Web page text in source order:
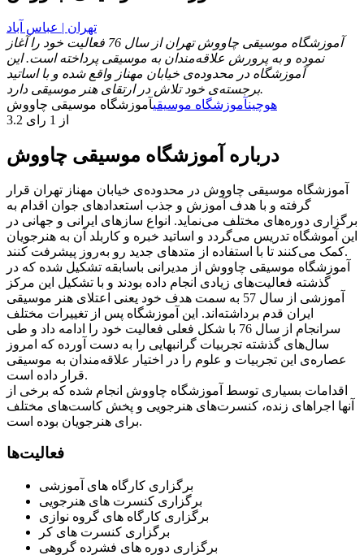
تهران | عباس آباد
آموزشگاه موسیقی چاووش تهران از سال 76 فعالیت خود را آغاز
نموده و به پرورش علاقه‌مندان به موسیقی پرداخته است. این
آموزشگاه در محدوده‌ی خیابان مهناز واقع شده و با اساتید
برجسته‌ی خود تلاش در ارتقای هنر موسیقی دارد.
هوچینآموزشگاه موسیقیآموزشگاه موسیقی چاووش
3.2 از 1 رای
درباره آموزشگاه موسیقی چاووش
آموزشگاه موسیقی چاووش در محدوده‌ی خیابان مهناز تهران قرار
گرفته و با هدف آموزش و جذب استعدادهای جوان اقدام به
برگزاری دوره‌های مختلف می‌نماید. انواع سازهای ایرانی و جهانی در
این آموشگاه تدریس می‌گردد و اساتید خبره و کاربلد آن به هنرجویان
کمک می‌کنند تا با استفاده از متدهای جدید رو به‌روز پیشرفت کنند.
آموزشگاه موسیقی چاووش از مدیرانی باسابقه تشکیل شده که در
گذشته فعالیت‌های زیادی انجام داده بودند و با تشکیل این مرکز
آموزشی از سال 57 به سمت هدف خود یعنی اعتلای هنر موسیقی
ایران قدم برداشته‌اند. این آموزشگاه پس از تغییرات مختلف
سرانجام از سال 76 با شکل فعلی فعالیت خود را ادامه داد و طی
سال‌های گذشته تجربیات گرانبهایی را به دست آورده که امروز
عصاره‌ی این تجربیات و علوم را در اختیار علاقه‌مندان به موسیقی
قرار داده است.
اقدامات بسیاری توسط آموزشگاه چاووش انجام شده که برخی از
آنها اجراهای زنده، کنسرت‌های هنرجویی و پخش کاست‌های مختلف
برای هنرجویان بوده است.
فعالیت‌ها
برگزاری کارگاه های آموزشی
برگزاری کنسرت های هنرجویی
برگزاری کارگاه های گروه نوازی
برگزاری کنسرت های کر
برگزاری دوره های فشرده گروهی